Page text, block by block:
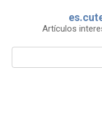
Artículos
Search: